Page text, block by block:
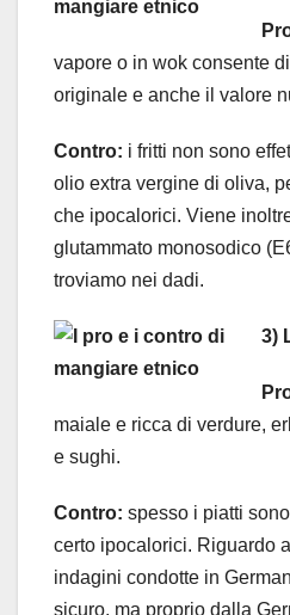
vapore o in wok consente
originale e anche il valore
Contro: i fritti non sono
olio extra vergine di oliva,
che ipocalorici. Viene
glutammato monosodico
troviamo nei dadi.
3)
maiale e ricca di verdure,
e sughi.
Contro: spesso i piatti
certo ipocalorici. Riguardo
indagini condotte in
sicuro, ma proprio dalla